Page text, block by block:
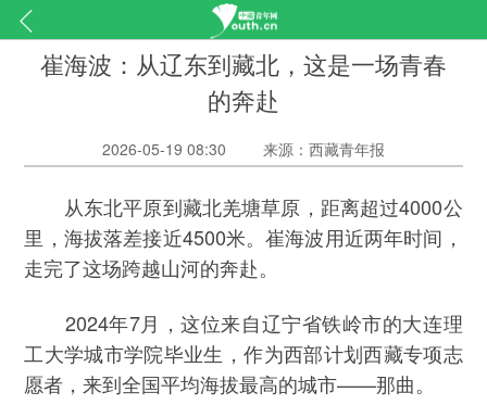
崔海波：从辽东到藏北，这是一场青春
的奔赴
2026-05-19 08:30 来源：西藏青年报
从东北平原到藏北羌塘草原，距离超过4000公
里，海拔落差接近4500米。崔海波用近两年时间，
走完了这场跨越山河的奔赴。
2024年7月，这位来自辽宁省铁岭市的大连理
工大学城市学院毕业生，作为西部计划西藏专项志
愿者，来到全国平均海拔最高的城市——那曲。